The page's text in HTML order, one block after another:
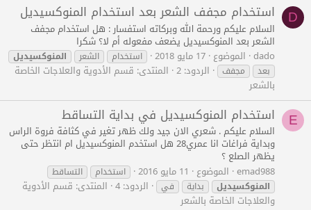
D استخدام مجفف الشعر بعد استخدام المنوكسيديل
السلام عليكم ورحمة الله وبركاته استفسار : هل استخدام مجفف
الشعر بعد المنوكسيديل يضعف مفعوله أم لا؟ شكرا
dado الموضوع 17 مايو 2018 استخدام الشعر
المنوكسيديل
بعد
مجفف الردود: 2 المنتدى: قسم الأدوية والعلاجات الخاصة
بالشعر
E استخدام المنوكسيديل في بداية التساقط
السلام عليكم . شعري الان جيد ولك ظهر تغير في كثافة فروة الراس
وبداية فراغات انا عمري28 هل استخدم المنوكسيديل ام انتظر حتى
يظهر الصلع ؟
emad988 الموضوع 11 مايو 2016 استخدام
التساقط
المنوكسيديل
بداية في الردود: 4 المنتدى: قسم الأدوية
والعلاجات الخاصة بالشعر